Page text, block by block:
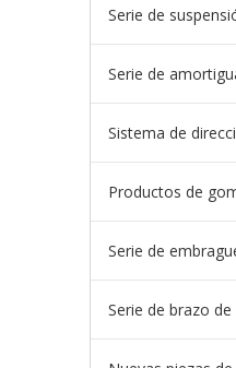
Serie de
Serie de
Sistema de
Productos de
Serie de
Serie de brazo